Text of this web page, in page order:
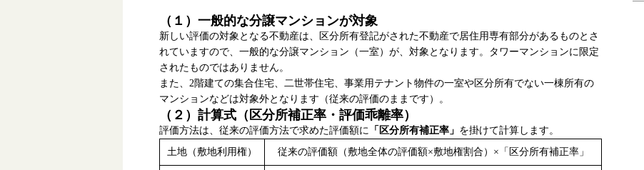
（１）一般的な分譲マンションが対象
新しい評価の対象となる不動産は、区分所有登記がされた不動産で居住用専有部分があるものとさ
れていますので、一般的な分譲マンション（一室）が、対象となります。タワーマンションに限定
されたものではありません。
また、2階建ての集合住宅、二世帯住宅、事業用テナント物件の一室や区分所有でない一棟所有の
マンションなどは対象外となります（従来の評価のままです）。
（２）計算式（区分所補正率・評価乖離率）
評価方法は、従来の評価方法で求めた評価額に 「区分所有補正率」 を掛けて計算します。
土地（敷地利用権）
従来の評価額（敷地全体の評価額×敷地権割合）×「区分所有補正率」